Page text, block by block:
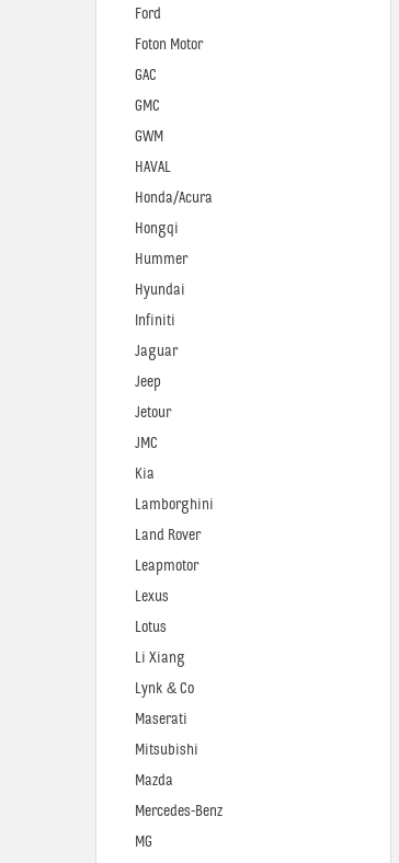
Ford
Foton Motor
GAC
GMC
GWM
HAVAL
Honda/Acura
Hongqi
Hummer
Hyundai
Infiniti
Jaguar
Jeep
Jetour
JMC
Kia
Lamborghini
Land Rover
Leapmotor
Lexus
Lotus
Li Xiang
Lynk & Co
Maserati
Mitsubishi
Mazda
Mercedes-Benz
MG